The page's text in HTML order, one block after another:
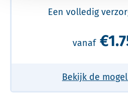
Een volledig
vanaf
Bekijk de